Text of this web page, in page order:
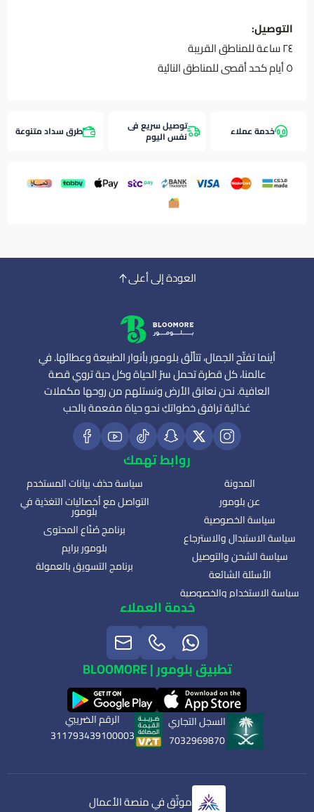
التوصيل:
٢٤ ساعة للمناطق القريبة
٥ أيام كحد أقصى للمناطق النائية
خدمة عملاء توصيل سريع فى
نفس اليوم طرق سداد متنوعة
العودة إلى أعلى
أينما تفتّح الجمال، تتألّق بلومور بأنوار الطبيعة وعطائها. في
عالمنا، كل قطرة تحمل سرّ الحياة وكل حبة تروي قصة
العافية. نحن نعانق الأرض ونستلهم من روحها مكملات
غذائية ترافق خطواتكِ نحو حياة مفعمة بالحب
روابط تهمك
المدونة
عن بلومور
سياسة الخصوصية
سياسة الاستبدال والاسترجاع
سياسة الشحن والتوصيل
الأسئلة الشائعة
سياسة الاستخدام والخصوصية
سياسة حذف بيانات المستخدم
التواصل مع أخصائيات التغذية في
بلومور
برنامج صُنّاع المحتوى
بلومور برايم
برنامج التسويق بالعمولة
خدمة العملاء
تطبيق بلومور | BLOOMORE
السجل التجاري
7032969870
الرقم الضريبي
311793439100003
موثّق في منصة الأعمال